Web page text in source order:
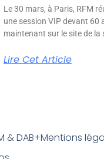
Le 30 mars, à Paris, RFM
une session VIP devant 60
maintenant sur le site de la
Lire Cet Article
& DAB+Mentions